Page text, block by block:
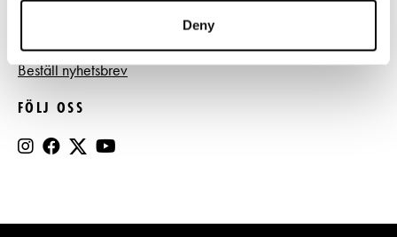
Deny
Beställ nyhetsbrev
FÖLJ OSS